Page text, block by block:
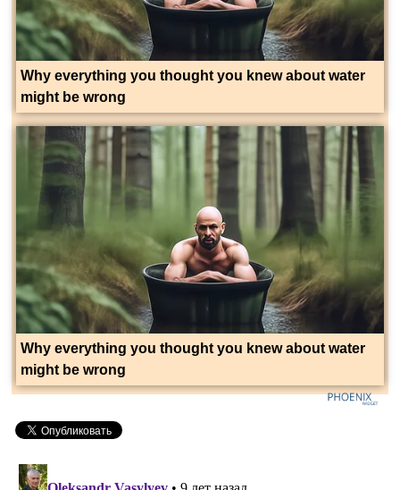
Why everything you thought you knew about water
might be wrong
Why everything you thought you knew about water
might be wrong